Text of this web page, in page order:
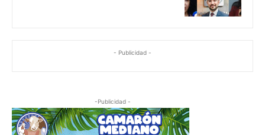
- Publicidad -
-Publicidad -